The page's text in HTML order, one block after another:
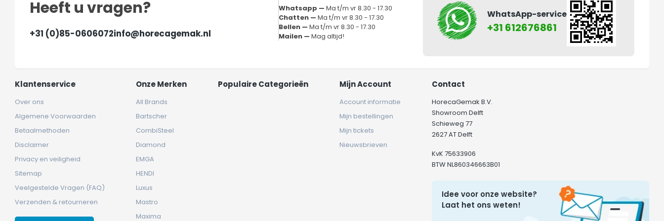
Heeft u vragen?
+31 (0)85-0606072info@horecagemak.nl
Whatsapp —Ma t/m vr 8.30 - 17.30
Chatten —Ma t/m vr 8.30 - 17.30
Bellen —Ma t/m vr 8.30 - 17.30
Mailen —Mag altijd!
WhatsApp-service
+31 612676861
Klantenservice
Over ons
Algemene Voorwaarden
Betaalmethoden
Disclaimer
Privacy en veiligheid
Sitemap
Veelgestelde Vragen (FAQ)
Verzenden & retourneren
Onze Merken
All Brands
Bartscher
CombiSteel
Diamond
EMGA
HENDI
Luxus
Mastro
Maxima
Populaire Categorieën Mijn Account
Account informatie
Mijn bestellingen
Mijn tickets
Nieuwsbrieven
Contact
HorecaGemak B.V.
Showroom Delft
Schieweg 77
2627 AT Delft
KvK 75633906
BTW NL860346663B01
Idee voor onze website?
Laat het ons weten!